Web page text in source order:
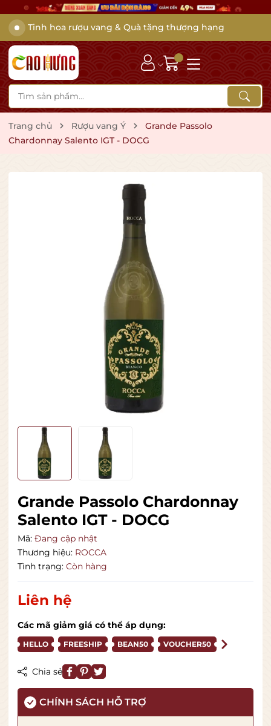
Tinh hoa rượu vang & Quà tặng thượng hạng
Trang chủ Rượu vang Ý
Grande Passolo
Chardonnay Salento IGT - DOCG
Grande Passolo Chardonnay
Salento IGT - DOCG
Mã: Đang cập nhật
Thương hiệu: ROCCA
Tình trạng: Còn hàng
Liên hệ
Các mã giảm giá có thể áp dụng:
HELLO FREESHIP BEAN50 VOUCHER50
Chia sẻ
CHÍNH SÁCH HỖ TRỢ